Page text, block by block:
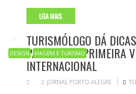
LEIA MAIS
DESIGN VIAGEM E TURISMO
TURISMÓLOGO DÁ
PARA A SUA PRIMEIRA
INTERNACIONAL
JORNAL PORTO ALEGRE